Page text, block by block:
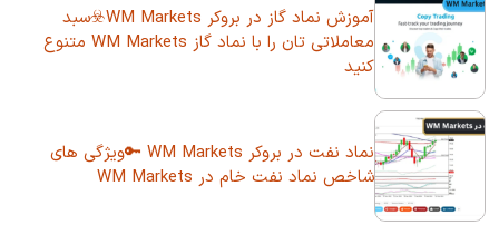
آموزش نماد گاز در بروکر WM Markets☣️سبد
معاملاتی تان را با نماد گاز WM Markets متنوع
کنید
نماد نفت در بروکر WM Markets 🔑ویژگی های
شاخص نماد نفت خام در WM Markets